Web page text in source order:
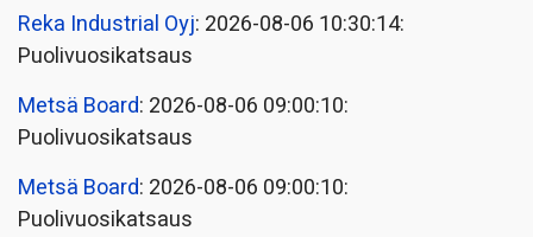
Reka Industrial Oyj: 2026-08-06 10:30:14:
Puolivuosikatsaus
Metsä Board: 2026-08-06 09:00:10:
Puolivuosikatsaus
Metsä Board: 2026-08-06 09:00:10:
Puolivuosikatsaus